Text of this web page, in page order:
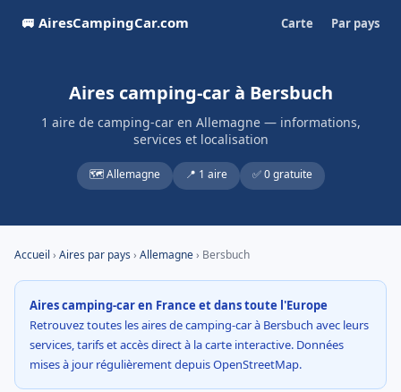
🚐 AiresCampingCar.com Carte Par pays
Aires camping-car à Bersbuch
1 aire de camping-car en Allemagne — informations,
services et localisation
🗺️ Allemagne 📍 1 aire ✅ 0 gratuite
Accueil › Aires par pays› Allemagne› Bersbuch
Aires camping-car en France et dans toute l'Europe
Retrouvez toutes les aires de camping-car à Bersbuch avec leurs
services, tarifs et accès direct à la carte interactive. Données
mises à jour régulièrement depuis OpenStreetMap.